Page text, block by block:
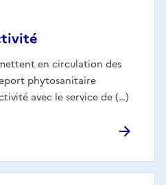
en circulation des
phytosanitaire
avec le service de (…)